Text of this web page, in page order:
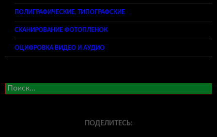
ПОЛИГРАФИЧЕСКИЕ, ТИПОГРАФСКИЕ
СКАНИРОВАНИЕ ФОТОПЛЕНОК
ОЦИФРОВКА ВИДЕО И АУДИО
Найти:
ПОДЕЛИТЕСЬ: